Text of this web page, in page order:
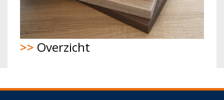
>> Overzicht